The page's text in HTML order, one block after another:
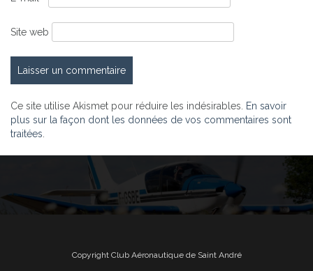
Site web
Ce site utilise Akismet pour réduire les indésirables. En savoir
plus sur la façon dont les données de vos commentaires sont
traitées
Copyright Club Aéronautique de Saint André